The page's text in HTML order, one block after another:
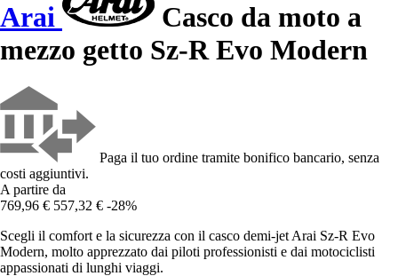
Arai
Casco da moto a
mezzo getto Sz-R Evo Modern
Paga il tuo ordine tramite bonifico bancario, senza
costi aggiuntivi.
A partire da
769,96 € 557,32 € -28%
Scegli il comfort e la sicurezza con il casco demi-jet Arai Sz-R Evo
Modern, molto apprezzato dai piloti professionisti e dai motociclisti
appassionati di lunghi viaggi.